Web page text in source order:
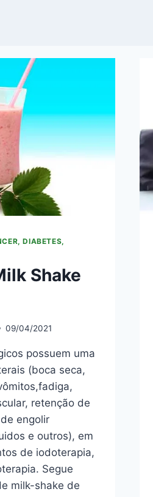
DIABETES,
Shake
09/04/2021
possuem uma
(boca seca,
retenção de
engolir
e outros), em
de iodoterapia,
Segue
milk-shake de